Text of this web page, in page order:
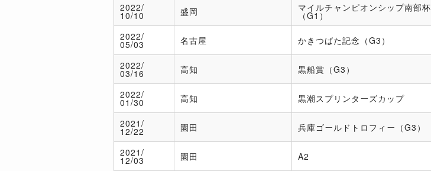
2022/
10/10 盛岡 マイルチャンピオンシップ南部杯
（G1）
2022/
05/03 名古屋 かきつばた記念（G3）
2022/
03/16 高知 黒船賞（G3）
2022/
01/30 高知 黒潮スプリンターズカップ
2021/
12/22 園田 兵庫ゴールドトロフィー（G3）
2021/
12/03 園田 A2